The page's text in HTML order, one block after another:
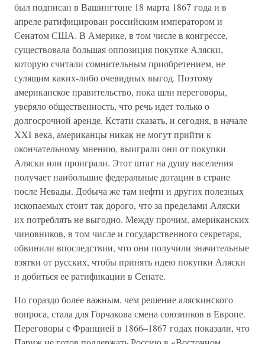
был подписан в Вашингтоне 18 марта 1867 года и в
апреле ратифицирован российским императором и
Сенатом США. В Америке, в том числе в конгрессе,
существовала большая оппозиция покупке Аляски,
которую считали сомнительным приобретением, не
сулящим каких-либо очевидных выгод. Поэтому
американское правительство, пока шли переговоры,
уверяло общественность, что речь идет только о
долгосрочной аренде. Кстати сказать, и сегодня, в начале
XXI века, американцы никак не могут прийти к
окончательному мнению, выиграли они от покупки
Аляски или проиграли. Этот штат на душу населения
получает наибольшие федеральные дотации в стране
после Невады. Добыча же там нефти и других полезных
ископаемых стоит так дорого, что за пределами Аляски
их потреблять не выгодно. Между прочим, американских
чиновников, в том числе и государственного секретаря,
обвинили впоследствии, что они получили значительные
взятки от русских, чтобы принять идею покупки Аляски
и добиться ее ратификации в Сенате.
Но гораздо более важным, чем решение аляскинского
вопроса, стала для Горчакова смена союзников в Европе.
Переговоры с Францией в 1866–1867 годах показали, что